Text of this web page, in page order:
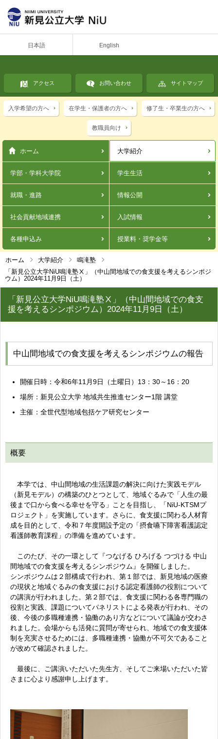
日本語 English
アクセス お問い合わせ サイトマップ
入学希望の方へ 在学生・保護者の方へ 修了生・卒業生の方へ
教職員向け
ホーム 大学紹介
学部・学科大学院 学生生活
就職・進路 情報公開
社会貢献地域連携 入試情報
各種申込み 授業料・奨学金等
ホーム 大学紹介
鳴滝塾
「新見公立大学NiU鳴滝塾Ⅹ」（中山間地域での食支援を考えるシンポジ
ウム）2024年11月9日（土）
「新見公立大学NiU鳴滝塾Ⅹ」（中山間地域での食支
援を考えるシンポジウム）2024年11月9日（土）
中山間地域での食支援を考えるシンポジウムの報告
開催日時：令和6年11月9日（土曜日）13：30～16：20
場所：新見公立大学 地域共生推進センター1階 講堂
主催：全世代型地域包括ケア研究センター
概要
本学では、中山間地域の生活課題の解決に向けた実践モデル
（新見モデル）の構築のひとつとして、地域ぐるみで「人生の最
後まで口から食べる幸せを守る」ことを目指し、「NiU-KTSMプ
ロジェクト」を実施しています。さらに、食支援に関わる人材育
成を目的として、令和７年度開設予定の「摂食嚥下障害看護認定
看護師教育課程」の準備を進めています。
このたび、その一環として『つなげる ひろげる つづける 中山
間地域での食支援を考えるシンポジウム』を開催しました。
シンポジウムは２部構成で行われ、第１部では、新見地域の医療
の現状と地域ぐるみの食支援における認定看護師の役割について
の講演が行われました。第２部では、食支援に関わる各専門職の
役割と実践、課題についてパネリストによる発表が行われ、その
後、今後の多職種連携・協働のあり方などについて議論が交わさ
れました。会場からも活発に質問が寄せられ、地域での食支援体
制を充実させるためには、多職種連携・協働が不可欠であること
が改めて確認されました。
最後に、ご講演いただいた先生方、そしてご来場いただいた皆
さまに心より感謝申し上げます。